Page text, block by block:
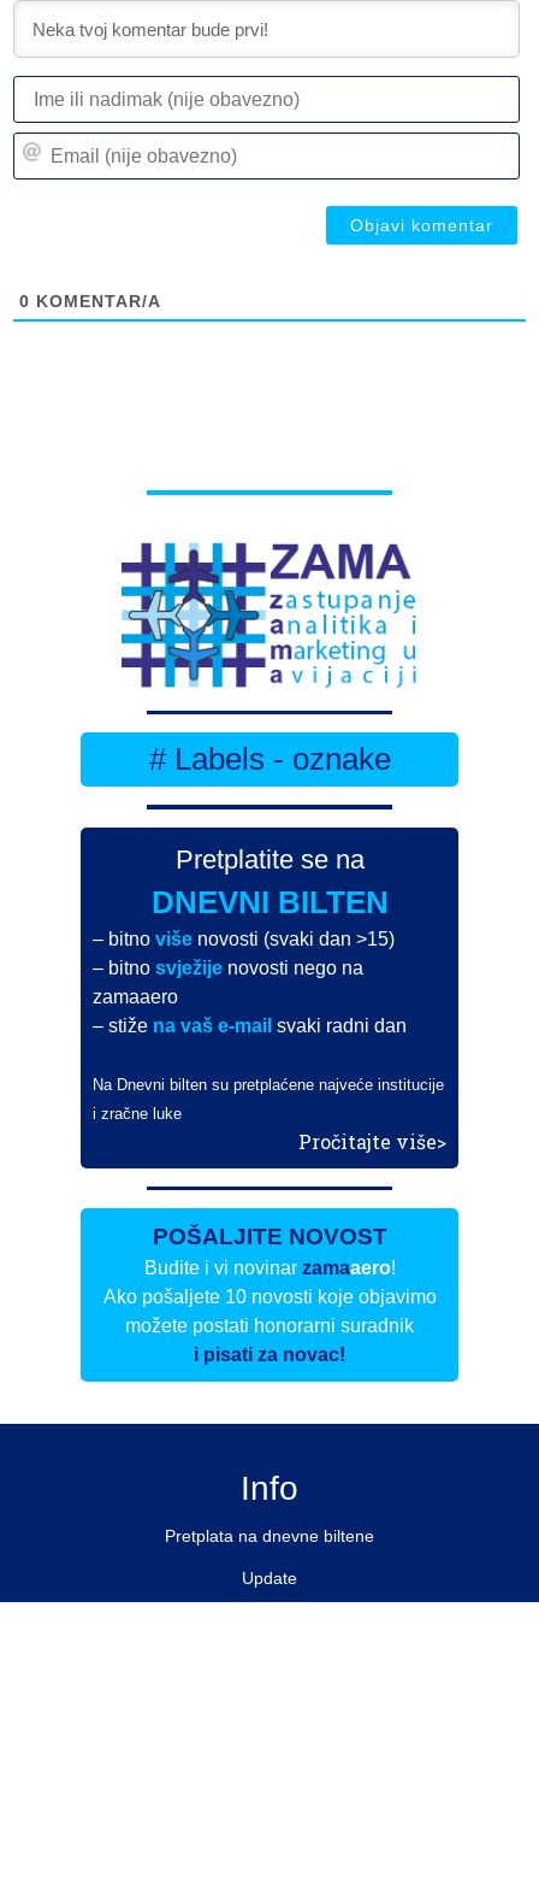
0 KOMENTAR/A
# Labels - oznake
Pretplatite se na
DNEVNI BILTEN
– bitnoviše novosti (svaki dan >15)
– bitnosvježije novosti nego na
zamaaero
– stiže na vaš e-mail svaki radni dan
Na Dnevni bilten su pretplaćene najveće institucije
i zračne luke
Pročitajte više>
POŠALJITE NOVOST
Budite i vi novinar zamaaero!
Ako pošaljete 10 novosti koje objavimo
možete postati honorarni suradnik
i pisati za novac!
Info
Pretplata na dnevne biltene
Update